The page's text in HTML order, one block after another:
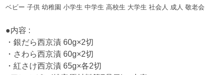
ベビー 子供 幼稚園 小学生 中学生 高校生 大学生 社会人 成人 敬老会
●内容 :
・銀だら西京漬 60g×2切
・さわら西京漬 60g×2切
・紅さけ西京漬 65g×各2切